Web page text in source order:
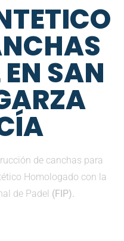
EN SAN
de canchas para
Homologado con la
de Padel (FIP).